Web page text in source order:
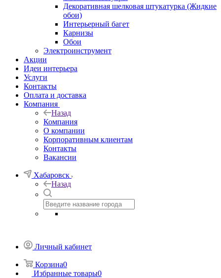
Декоративная шелковая штукатурка (Жидкие
обои)
Интерьерный багет
Карнизы
Обои
Электроинструмент
Акции
Идеи интерьера
Услуги
Контакты
Оплата и доставка
Компания
Назад
Компания
О компании
Корпоративным клиентам
Контакты
Вакансии
Хабаровск
Назад
Личный кабинет
Корзина0
Избранные товары0